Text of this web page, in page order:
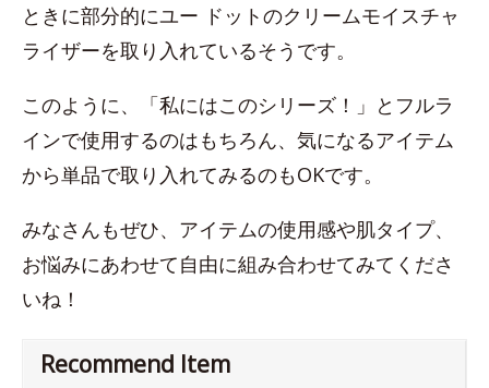
ときに部分的にユー ドットのクリームモイスチャ
ライザーを取り入れているそうです。
このように、「私にはこのシリーズ！」とフルラ
インで使用するのはもちろん、気になるアイテム
から単品で取り入れてみるのもOKです。
みなさんもぜひ、アイテムの使用感や肌タイプ、
お悩みにあわせて自由に組み合わせてみてくださ
いね！
Recommend Item